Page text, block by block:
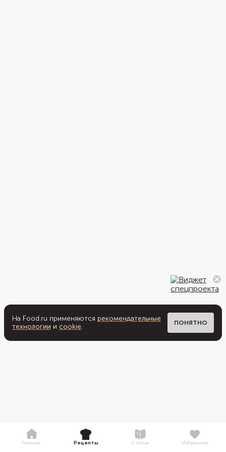
На Food.ru применяются рекомендательные
технологии и cookie. ПОНЯТНО
Главная Рецепты Статьи Избранное